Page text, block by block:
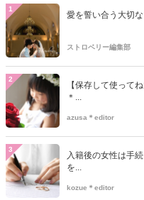
1
愛を誓い合う大切
ストロベリー編集部
2
【保存して使って
＊...
azusa＊editor
3
入籍後の女性は手
を...
kozue＊editor